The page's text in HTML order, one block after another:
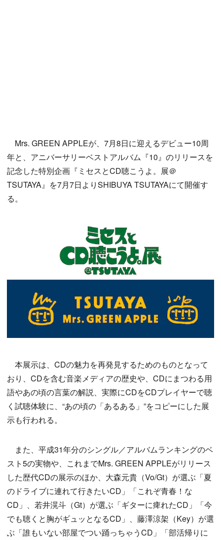
Mrs. GREEN APPLEが、7月8日に迎えるデビュー10周
年と、アニバーサリーベストアルバム『10』のリリースを
記念した特別企画『ミセスとCD聴こうよ。展＠
TSUTAYA』を7月7日よりSHIBUYA TSUTAYAにて開催す
る。
本展示は、CDの魅力を再発見するためのものとなって
おり、CDを含む音楽メディアの歴史や、CDにまつわる用
語やあの頃の言葉の解説、実際にCDをCDプレイヤーで聴
く試聴体験に、“あの頃の「あるある」”をコピーにした展
示も行われる。
また、平成31年分のシングル／アルバムランキングのベ
スト5の実物や、これまでMrs. GREEN APPLEがリリース
した歴代CDの展示のほか、大森元貴（Vo/Gt）が選ぶ「夏
のドライブに連れて行きたいCD」「これぞ青春！な
CD」、若井滉斗（Gt）が選ぶ「ギターに痺れたCD」「今
でも聴くと胸がギュッとなるCD」、藤澤涼架（Key）が選
ぶ「誰もいない部屋でつい踊っちゃうCD」「部活帰りに